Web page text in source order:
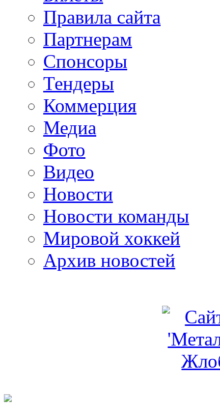
Правила сайта
Партнерам
Спонсоры
Тендеры
Коммерция
Медиа
Фото
Видео
Новости
Новости команды
Мировой хоккей
Архив новостей